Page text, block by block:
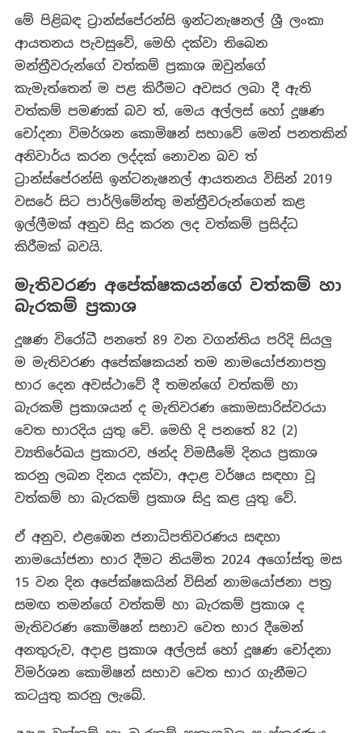
මේ පිළිබඳ ට්‍රාන්ස්පේරන්සි ඉන්ටනැෂනල් ශ්‍රී ලංකා
ආයතනය පැවසුවේ, මෙහි දක්වා තිබෙන
මන්ත්‍රීවරුන්ගේ වත්කම් ප්‍රකාශ ඔවුන්ගේ
කැමැත්තෙන් ම පළ කිරීමට අවසර ලබා දී ඇති
වත්කම් පමණක් බව ත්, මෙය අල්ලස් හෝ දූෂණ
චෝදනා විමර්ශන කොමිෂන් සභාවේ මෙන් පනතකින්
අනිවාර්ය කරන ලද්දක් නොවන බව ත්
ට්‍රාන්ස්පේරන්සි ඉන්ටනැෂනල් ආයතනය විසින් 2019
වසරේ සිට පාර්ලිමේන්තු මන්ත්‍රීවරුන්ගෙන් කළ
ඉල්ලීමක් අනුව සිදු කරන ලද වත්කම් ප්‍රසිද්ධ
කිරීමක් බවයි.
මැතිවරණ අපේක්ෂකයන්ගේ වත්කම් හා
බැරකම් ප්‍රකාශ
දූෂණ විරෝධී පනතේ 89 වන වගන්තිය පරිදි සියලු
ම මැතිවරණ අපේක්ෂකයන් තම නාමයෝජනාපත්‍ර
භාර දෙන අවස්ථාවේ දී තමන්ගේ වත්කම් හා
බැරකම් ප්‍රකාශයන් ද මැතිවරණ කොමසාරිස්වරයා
වෙත භාරදිය යුතු වේ. මෙහි දි පනතේ 82 (2)
ව්‍යතිරේඛය ප්‍රකාරව, ඡන්ද විමසීමේ දිනය ප්‍රකාශ
කරනු ලබන දිනය දක්වා, අදාළ වර්ෂය සඳහා වූ
වත්කම් හා බැරකම් ප්‍රකාශ සිදු කළ යුතු වේ.
ඒ අනුව, එළඹෙන ජනාධිපතිවරණය සඳහා
නාමයෝජනා භාර දීමට නියමිත 2024 අගෝස්තු මස
15 වන දින අපේක්ෂකයින් විසින් නාමයෝජනා පත්‍ර
සමඟ තමන්ගේ වත්කම් හා බැරකම් ප්‍රකාශ ද
මැතිවරණ කොමිෂන් සභාව වෙත භාර දීමෙන්
අනතුරුව, අදාළ ප්‍රකාශ අල්ලස් හෝ දූෂණ චෝදනා
විමර්ශන කොමිෂන් සභාව වෙත භාර ගැනීමට
කටයුතු කරනු ලැබේ.